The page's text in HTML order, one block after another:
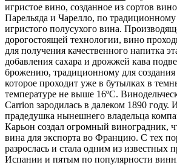
игристое вино, созданное из сортов
Парельяда и Чарелло, по
игристого полусухого вина.
дорогостоящей технологии, вино
для получения качественного напитка
добавления сахара и дрожжей кава
брожению, традиционному для создания
которое проходит уже в бутылках в
температуре не выше 16ºC.
Carrion зародилась в далеком 1890 году.
прадедушка нынешнего владельца
Карьон создал огромный виноградник,
вина для экспорта во Францию. С тех
разрослась и стала одним из известных
Испании и пятым по популярности